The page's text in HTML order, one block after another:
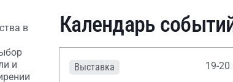
в
и
Календарь
Выставка 19-20